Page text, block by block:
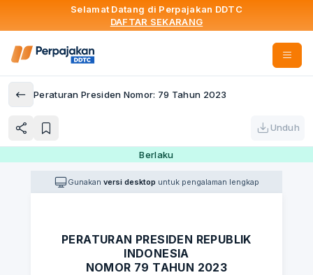
Selamat Datang di Perpajakan DDTC
DAFTAR SEKARANG
Peraturan Presiden Nomor: 79 Tahun 2023
Unduh
Berlaku
Gunakan versi desktop untuk pengalaman lengkap
PERATURAN PRESIDEN REPUBLIK
INDONESIA
NOMOR 79 TAHUN 2023